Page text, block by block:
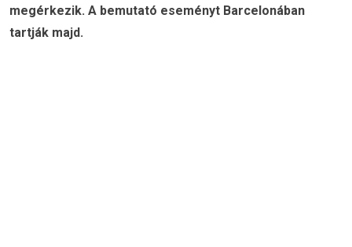
megérkezik. A bemutató eseményt Barcelonában
tartják majd.